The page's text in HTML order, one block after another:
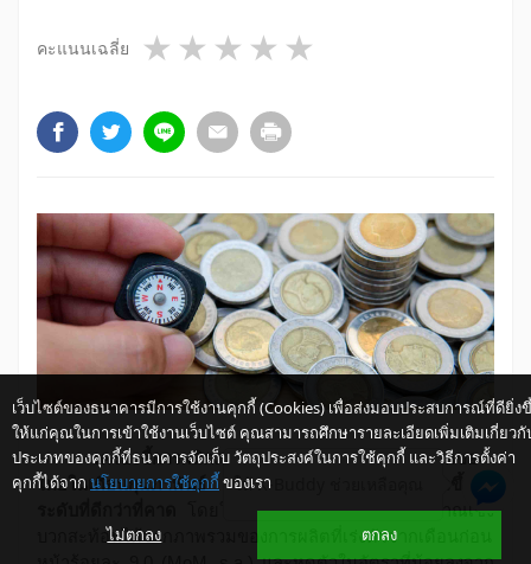
คะแนนเฉลี่ย 4 stars
3 stars
2 stars
1 star
เครื่องชี้การผลิตภาคอุตสาหกรรมและการส่งออกของ
ไทยในเดือนกุมภาพันธ์ 2555 สะท้อนภาพการฟื้นตัวขึ้นใน
ภาคอุตสาหกรรมนั้น สัญญาณเชิง
บวกสะท้อนได้จากภาพรวมของการผลิตที่เร่งตัวจากเดือนก่อน
เว็บไซต์ของธนาคารมีการใช้งานคุกกี้ (Cookies) เพื่อส่งมอบประสบการณ์ที่ดียิ่ง
ให้แก่คุณในการเข้าใช้งานเว็บไซต์ คุณสามารถศึกษารายละเอียดเพิ่มเติมเกี่ยวกั
ประเภทของคุกกี้ที่ธนาคารจัดเก็บ วัตถุประสงค์ในการใช้คุกกี้ และวิธีการตั้งค่า
คุกกี้ได้จาก นโยบายการใช้คุกกี้ ของเรา
ไม่ตกลง ตกลง
ให้ K-Buddy ช่วยเหลือคุณ